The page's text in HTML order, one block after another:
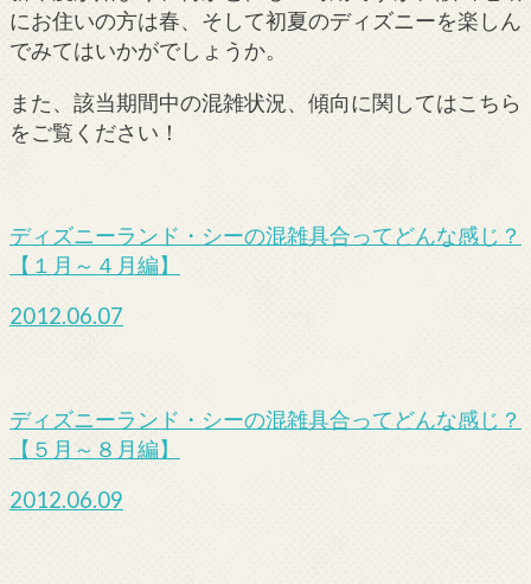
にお住いの方は春、そして初夏のディズニーを楽しん
でみてはいかがでしょうか。
また、該当期間中の混雑状況、傾向に関してはこちら
をご覧ください！
ディズニーランド・シーの混雑具合ってどんな感じ？
【１月～４月編】
2012.06.07
ディズニーランド・シーの混雑具合ってどんな感じ？
【５月～８月編】
2012.06.09